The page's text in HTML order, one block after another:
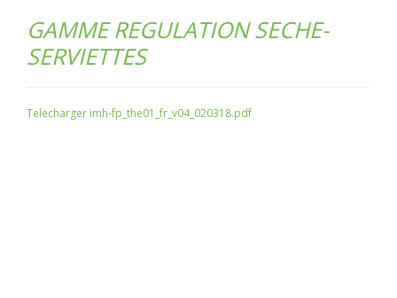
GAMME REGULATION SECHE-
SERVIETTES
Telecharger imh-fp_the01_fr_v04_020318.pdf